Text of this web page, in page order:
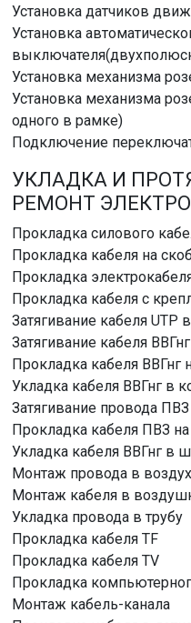
Установка датчиков
Установка
Установка механизма
Установка механизма
одного в рамке)
Подключение
УКЛАДКА И
РЕМОНТ
Прокладка силового
Прокладка кабеля на
Прокладка
Прокладка кабеля с
Затягивание кабеля UTP
Затягивание кабеля
Прокладка кабеля ВВГнг
Укладка кабеля ВВГнг в
Затягивание провода
Прокладка кабеля ПВЗ
Укладка кабеля ВВГнг в
Монтаж провода в
Монтаж кабеля в
Укладка провода в трубу
Прокладка кабеля TF
Прокладка кабеля TV
Прокладка
Монтаж кабель-канала